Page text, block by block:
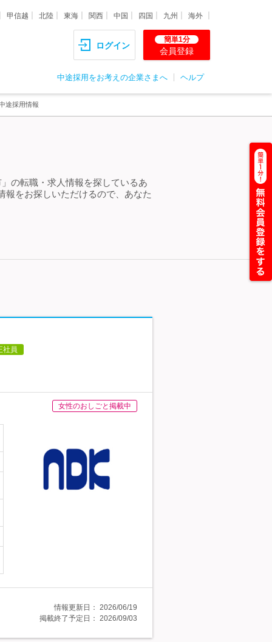
甲信越 北陸 東海 関西 中国 四国 九州 海外
ログイン
簡単1分
会員登録
中途採用をお考えの企業さまへ ヘルプ
途採用情報
の転職・求人情報を探しているあ
報をお探しいただけるので、あなた
社員
女性のおしごと掲載中
情報更新日： 2026/06/19
掲載終了予定日： 2026/09/03